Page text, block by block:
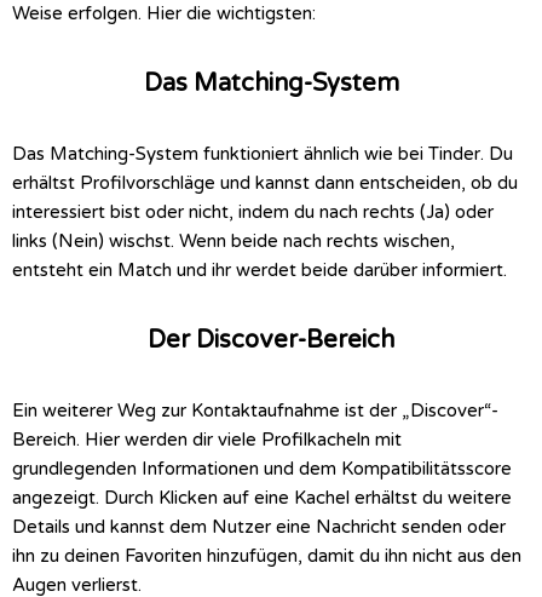
Weise erfolgen. Hier die wichtigsten:
Das Matching-System
Das Matching-System funktioniert ähnlich wie bei Tinder. Du
erhältst Profilvorschläge und kannst dann entscheiden, ob du
interessiert bist oder nicht, indem du nach rechts (Ja) oder
links (Nein) wischst. Wenn beide nach rechts wischen,
entsteht ein Match und ihr werdet beide darüber informiert.
Der Discover-Bereich
Ein weiterer Weg zur Kontaktaufnahme ist der „Discover“-
Bereich. Hier werden dir viele Profilkacheln mit
grundlegenden Informationen und dem Kompatibilitätsscore
angezeigt. Durch Klicken auf eine Kachel erhältst du weitere
Details und kannst dem Nutzer eine Nachricht senden oder
ihn zu deinen Favoriten hinzufügen, damit du ihn nicht aus den
Augen verlierst.